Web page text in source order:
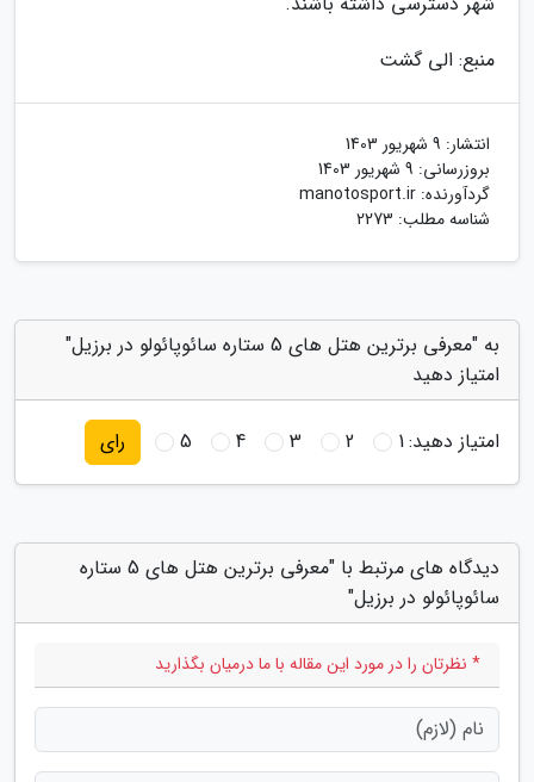
منبع: الی گشت
انتشار: 9 شهریور 1403
بروزرسانی: 9 شهریور 1403
گردآورنده: manotosport.ir
شناسه مطلب: 2273
به "معرفی برترین هتل های 5 ستاره سائوپائولو در برزیل"
امتیاز دهید
امتیاز دهید:1
2
3
4
5 رای
دیدگاه های مرتبط با "معرفی برترین هتل های 5 ستاره
سائوپائولو در برزیل"
* نظرتان را در مورد این مقاله با ما درمیان بگذارید